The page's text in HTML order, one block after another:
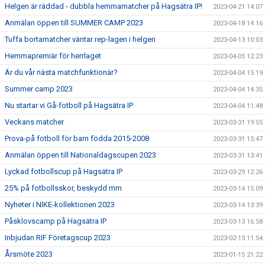
Helgen är räddad - dubbla hemmamatcher på Hagsätra IP! 2023-04-21 14:07
Anmälan öppen till SUMMER CAMP 2023 2023-04-18 14:16
Tuffa bortamatcher väntar rep-lagen i helgen 2023-04-13 10:03
Hemmapremiär för herrlaget 2023-04-05 12:23
Är du vår nästa matchfunktionär? 2023-04-04 15:19
Summer camp 2023 2023-04-04 14:35
Nu startar vi Gå-fotboll på Hagsätra IP 2023-04-04 11:48
Veckans matcher 2023-03-31 19:55
Prova-på fotboll för barn födda 2015-2008 2023-03-31 15:47
Anmälan öppen till Nationaldagscupen 2023 2023-03-31 13:41
Lyckad fotbollscup på Hagsätra IP 2023-03-29 12:26
25% på fotbollsskor, beskydd mm 2023-03-14 15:09
Nyheter i NIKE-kollektionen 2023 2023-03-14 13:39
Påsklovscamp på Hagsätra IP 2023-03-13 16:58
Inbjudan RIF Företagscup 2023 2023-02-13 11:54
Årsmöte 2023 2023-01-15 21:22